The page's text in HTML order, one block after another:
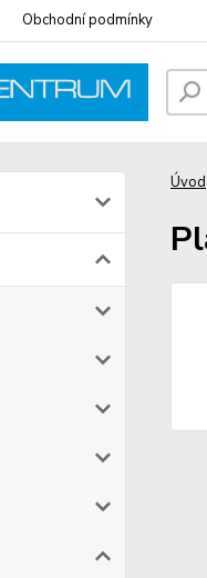
Obchodní podmínky
Úvod